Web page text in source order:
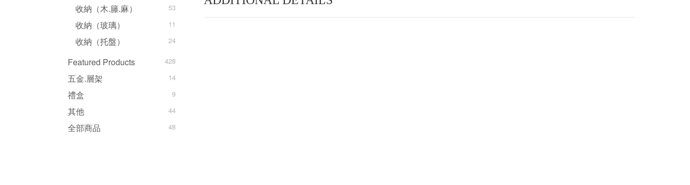
收納（木.籐.麻） 53
收納（玻璃） 11
收納（托盤） 24
Featured Products 428
五金.層架 14
禮盒 9
其他 44
全部商品 48